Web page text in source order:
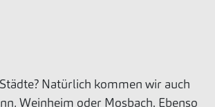
Natürlich kommen wir auch
Weinheim oder Mosbach. Ebenso